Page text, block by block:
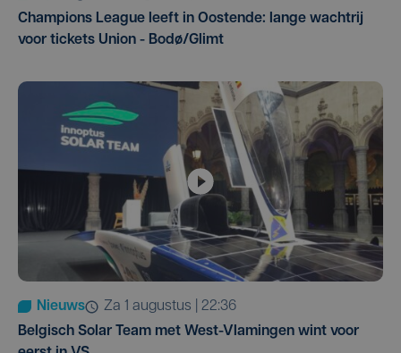
Champions League leeft in Oostende: lange wachtrij
voor tickets Union - Bodø/Glimt
Nieuws
za 1 augustus | 22:36
Belgisch Solar Team met West-Vlamingen wint voor